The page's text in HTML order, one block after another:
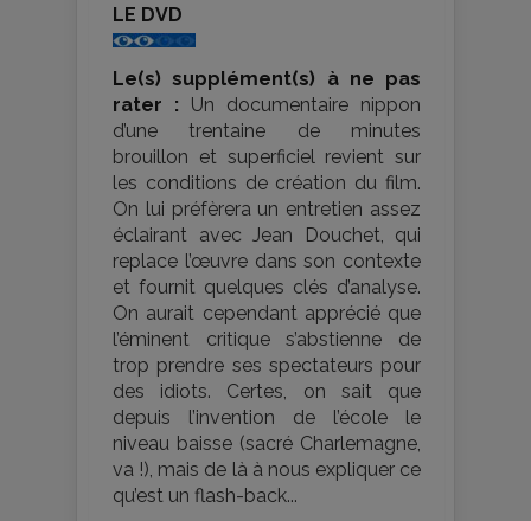
LE DVD
Le(s) supplément(s) à ne pas
rater : Un documentaire nippon
d’une trentaine de minutes
brouillon et superficiel revient sur
les conditions de création du film.
On lui préfèrera un entretien assez
éclairant avec Jean Douchet, qui
replace l’œuvre dans son contexte
et fournit quelques clés d’analyse.
On aurait cependant apprécié que
l’éminent critique s’abstienne de
trop prendre ses spectateurs pour
des idiots. Certes, on sait que
depuis l’invention de l’école le
niveau baisse (sacré Charlemagne,
va !), mais de là à nous expliquer ce
qu’est un flash-back...